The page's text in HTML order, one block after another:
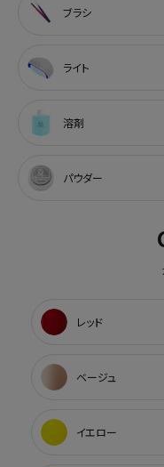
ブラシ
ライト
溶剤
パウダー
レッド
ベージュ
イエロー